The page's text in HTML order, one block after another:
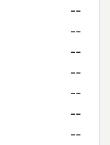
--
--
--
--
--
--
--